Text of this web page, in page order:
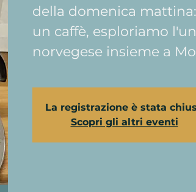
della domenica
un caffè, esploriamo
norvegese insieme a
La registrazione è stata
Scopri gli altri eventi